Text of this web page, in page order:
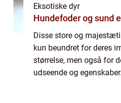
Eksotiske dyr
Hundefoder og sund
Disse store og
kun beundret for deres
størrelse, men også for
udseende og